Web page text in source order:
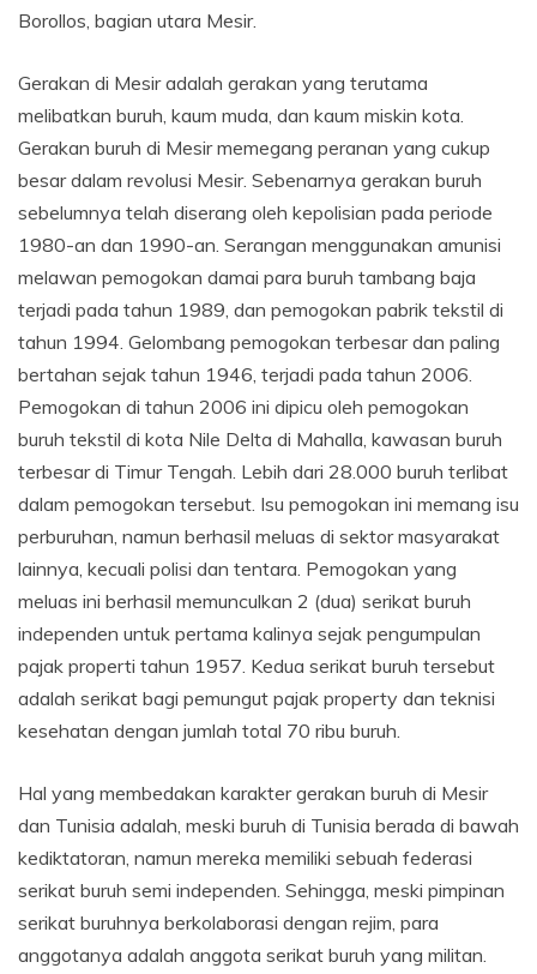
Borollos, bagian utara Mesir.
Gerakan di Mesir adalah gerakan yang terutama
melibatkan buruh, kaum muda, dan kaum miskin kota.
Gerakan buruh di Mesir memegang peranan yang cukup
besar dalam revolusi Mesir. Sebenarnya gerakan buruh
sebelumnya telah diserang oleh kepolisian pada periode
1980-an dan 1990-an. Serangan menggunakan amunisi
melawan pemogokan damai para buruh tambang baja
terjadi pada tahun 1989, dan pemogokan pabrik tekstil di
tahun 1994. Gelombang pemogokan terbesar dan paling
bertahan sejak tahun 1946, terjadi pada tahun 2006.
Pemogokan di tahun 2006 ini dipicu oleh pemogokan
buruh tekstil di kota Nile Delta di Mahalla, kawasan buruh
terbesar di Timur Tengah. Lebih dari 28.000 buruh terlibat
dalam pemogokan tersebut. Isu pemogokan ini memang isu
perburuhan, namun berhasil meluas di sektor masyarakat
lainnya, kecuali polisi dan tentara. Pemogokan yang
meluas ini berhasil memunculkan 2 (dua) serikat buruh
independen untuk pertama kalinya sejak pengumpulan
pajak properti tahun 1957. Kedua serikat buruh tersebut
adalah serikat bagi pemungut pajak property dan teknisi
kesehatan dengan jumlah total 70 ribu buruh.
Hal yang membedakan karakter gerakan buruh di Mesir
dan Tunisia adalah, meski buruh di Tunisia berada di bawah
kediktatoran, namun mereka memiliki sebuah federasi
serikat buruh semi independen. Sehingga, meski pimpinan
serikat buruhnya berkolaborasi dengan rejim, para
anggotanya adalah anggota serikat buruh yang militan.